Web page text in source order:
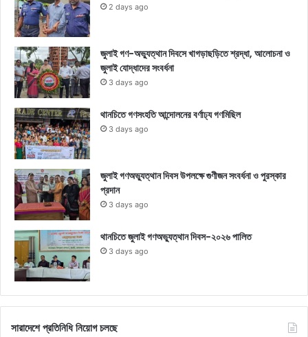
2 days ago
জুলাই গণ-অভ্যুত্থান দিবসে খাগড়াছড়িতে শ্রদ্ধা, আলোচনা ও
জুলাই যোদ্ধাদের সংবর্ধনা
3 days ago
থানচিতে গণসংহতি আন্দোলনের বর্ণাঢ্য গণমিছিল
3 days ago
জুলাই গণঅভ্যুত্থান দিবস উপলক্ষে গুণীজন সংবর্ধনা ও পুরস্কার
প্রদান
3 days ago
থানচিতে জুলাই গণঅভ্যুত্থান দিবস-২০২৬ পালিত
3 days ago
সারাদেশে প্রতিনিধি নিয়োগ চলছে